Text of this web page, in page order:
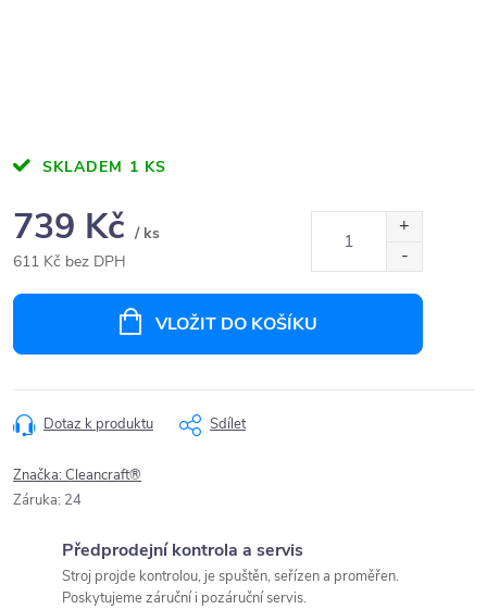
SKLADEM 1 KS
739 Kč / ks
611 Kč bez DPH
VLOŽIT DO KOŠÍKU
Dotaz k produktu Sdílet
Značka:Cleancraft®
Záruka: 24
Předprodejní kontrola a servis
Stroj projde kontrolou, je spuštěn, seřízen a proměřen.
Poskytujeme záruční i pozáruční servis.